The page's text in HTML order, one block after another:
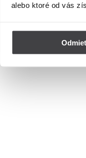
alebo ktoré od vás